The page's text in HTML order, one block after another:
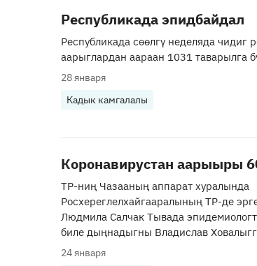
Республикада эпидбайдал
Республикада сөөлгү неделяда чидиг
аарыглардан аараан 1031 таварылга
28 января
Кадык камгалалы
Коронавирустан аарыыры
ТР-ниң Чазааның аппарат хуралында
Росхереглелхайгааралының ТР-де
Людмила Салчак Тывада
биле дыңнадыгны Владислав
24 января